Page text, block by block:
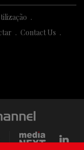
Contact Us